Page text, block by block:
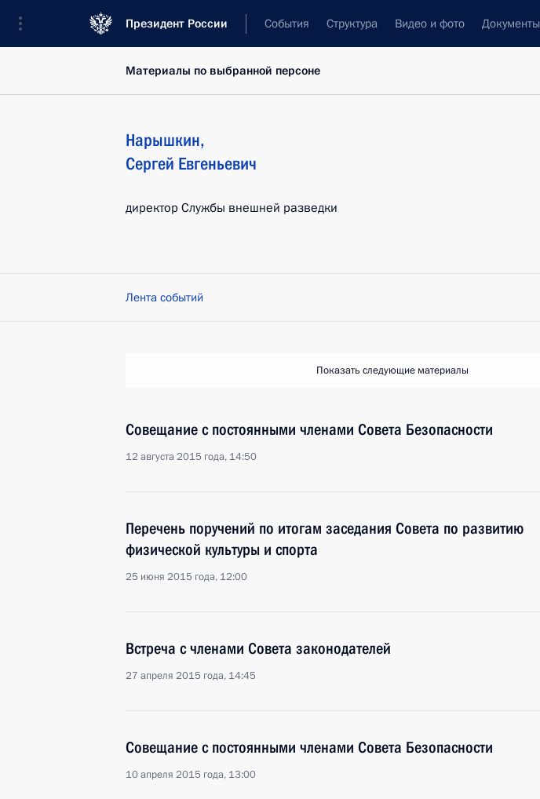
Президент России События Структура Видео и фото Документы
Материалы по выбранной персоне
Нарышкин,
Сергей Евгеньевич
директор Службы внешней разведки
Лента событий
Показать следующие материалы
Совещание с постоянными членами Совета Безопасности
12 августа 2015 года, 14:50
Перечень поручений по итогам заседания Совета по развитию
физической культуры и спорта
25 июня 2015 года, 12:00
Встреча с членами Совета законодателей
27 апреля 2015 года, 14:45
Совещание с постоянными членами Совета Безопасности
10 апреля 2015 года, 13:00